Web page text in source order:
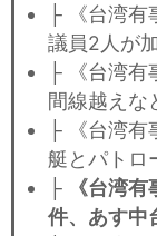
├ 《台湾有
議員2人が
├ 《台湾有
間線越えな
├ 《台湾有
艇とパトロ
├
《台湾
件、あす中